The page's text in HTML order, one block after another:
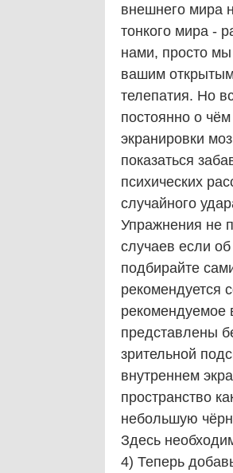
внешнего мира
тонкого мира -
нами, просто
вашим
телепатия. Но
постоянно о
экранировки
показаться
психических
случайного
Упражнения не
случаев если
подбирайте
рекомендуется
рекомендуемое
представлены
зрительной
внутреннем
пространство
небольшую
Здесь
4) Теперь